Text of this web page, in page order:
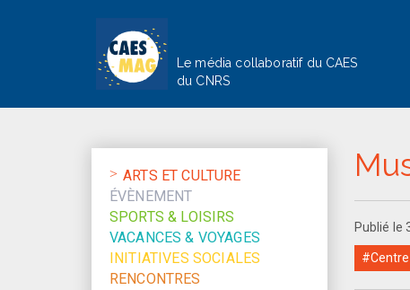
Le média collaboratif du CAES
du CNRS
Publié le
ARTS ET CULTURE
ÉVÈNEMENT
SPORTS & LOISIRS
VACANCES & VOYAGES
INITIATIVES SOCIALES
RENCONTRES